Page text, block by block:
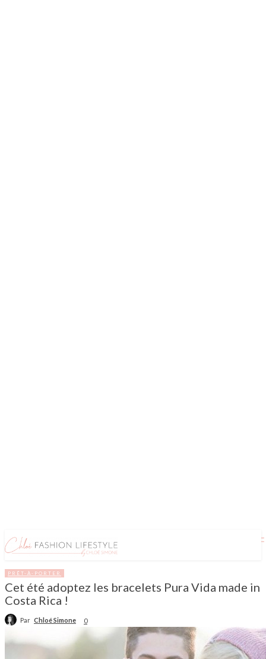
PRÊT-À-PORTER
Cet été adoptez les bracelets Pura Vida made in
Costa Rica !
Par Chloé Simone 0